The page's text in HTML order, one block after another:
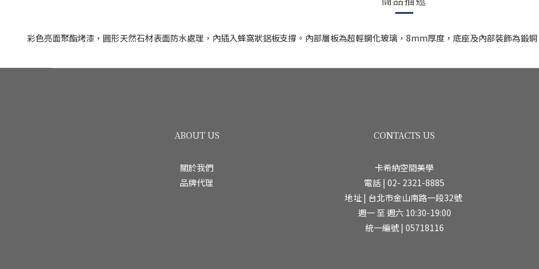
彩色亮面聚酯烤漆，圓形天然石材表面防水處理，內插入蜂窩狀鋁板支撐。內部層板為超輕鋼化玻璃，8mm厚度，底座及內部裝飾為鍛
ABOUT US
關於我們
品牌代理
CONTACTS US
卡希納空間美學
電話 | 02- 2321-8885
地址 | 台北市金山南路一段32號
週一 至 週六 10:30-19:00
統一編號 | 05718116